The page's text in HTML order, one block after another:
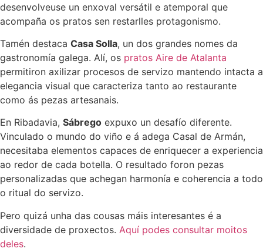
desenvolveuse un enxoval versátil e atemporal que
acompaña os pratos sen restarlles protagonismo.
Tamén destaca Casa Solla, un dos grandes nomes da
gastronomía galega. Alí, os pratos Aire de Atalanta
permitiron axilizar procesos de servizo mantendo intacta a
elegancia visual que caracteriza tanto ao restaurante
como ás pezas artesanais.
En Ribadavia, Sábrego expuxo un desafío diferente.
Vinculado o mundo do viño e á adega Casal de Armán,
necesitaba elementos capaces de enriquecer a experiencia
ao redor de cada botella. O resultado foron pezas
personalizadas que achegan harmonía e coherencia a todo
o ritual do servizo.
Pero quizá unha das cousas máis interesantes é a
diversidade de proxectos. Aquí podes consultar moitos
deles.